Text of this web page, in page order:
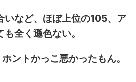
いなど、ほぼ上位の105、ア
全く遜色ない。
ントかっこ悪かったもん。